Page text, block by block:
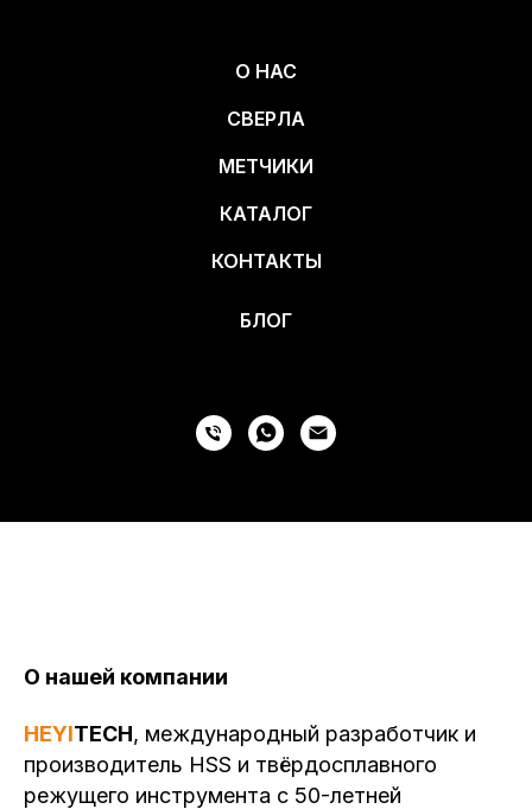
О НАС
СВЕРЛА
МЕТЧИКИ
КАТАЛОГ
КОНТАКТЫ
БЛОГ
О нашей компании
HEYITECH, международный разработчик и
производитель HSS и твёрдосплавного
режущего инструмента с 50-летней